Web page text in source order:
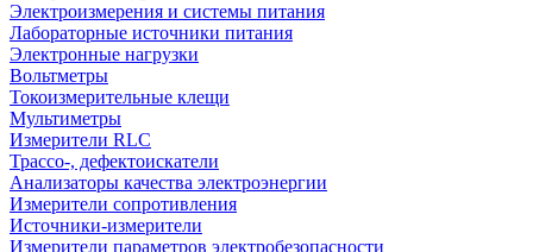
Электроизмерения и системы питания
Лабораторные источники питания
Электронные нагрузки
Вольтметры
Токоизмерительные клещи
Мультиметры
Измерители RLC
Трассо-, дефектоискатели
Анализаторы качества электроэнергии
Измерители сопротивления
Источники-измерители
Измерители параметров электробезопасности